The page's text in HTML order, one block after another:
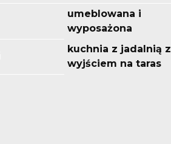
umeblowana i
wyposażona
kuchnia z jadalnią z
wyjściem na taras